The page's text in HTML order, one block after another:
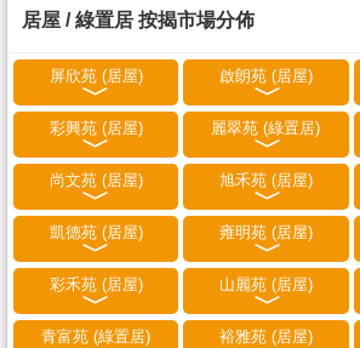
居屋 / 綠置居 按揭市場分佈
屏欣苑 (居屋) 啟朗苑 (居屋)
彩興苑 (居屋) 麗翠苑 (綠置居)
尚文苑 (居屋) 旭禾苑 (居屋)
凱德苑 (居屋) 雍明苑 (居屋)
彩禾苑 (居屋) 山麗苑 (居屋)
青富苑 (綠置居) 裕雅苑 (居屋)